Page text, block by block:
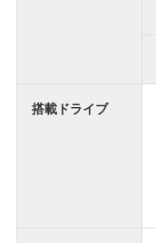
搭載ドライブ